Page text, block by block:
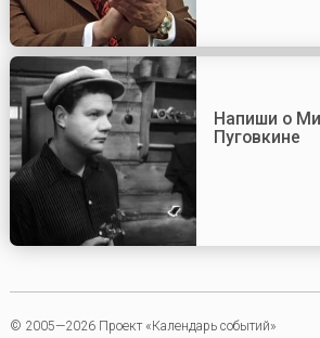
Напиши о
Пуговкине
© 2005—2026 Проект «Календарь событий»